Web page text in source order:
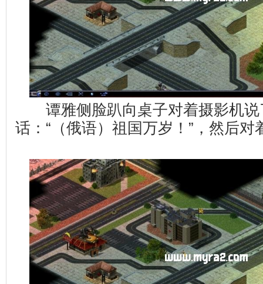
谭雅侧脸趴向桌子对着摄影机说
话：“（俄语）祖国万岁！”，然后对